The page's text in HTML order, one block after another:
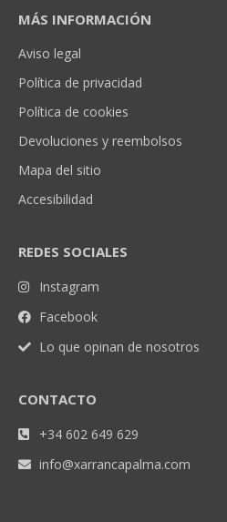
MÁS INFORMACIÓN
Aviso legal
Política de privacidad
Política de cookies
Devoluciones y reembolsos
Mapa del sitio
Accesibilidad
REDES SOCIALES
Instagram
Facebook
Lo que opinan de nosotros
CONTACTO
+34 602 649 629
info@xarrancapalma.com